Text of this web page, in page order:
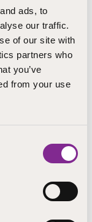
ads, to
our traffic.
of our site with
partners who
you’ve
from your use